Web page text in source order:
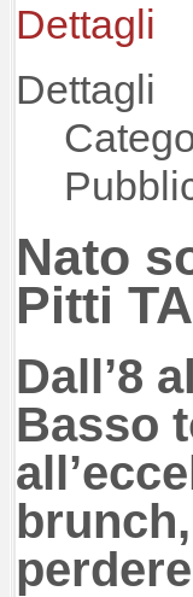
Dettagli
Dettagli
Nato
Pitti
Dall’8
Basso
perdere